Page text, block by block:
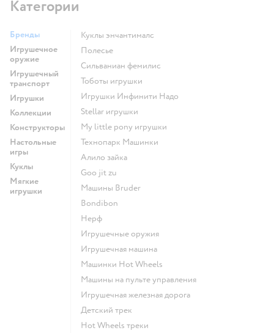
Категории
Бренды
Игрушечное
оружие
Игрушечный
транспорт
Игрушки
Коллекции
Конструкторы
Настольные
игры
Куклы
Мягкие
игрушки
Куклы энчантималс
Полесье
Сильваниан фемилис
Тоботы игрушки
Игрушки Инфинити Надо
Stellar игрушки
my little pony игрушки
Технопарк Машинки
Алило зайка
Goo jit zu
Машины Bruder
Bondibon
Нерф
Игрушечные оружия
Игрушечная машина
Машинки Hot Wheels
Машины на пульте управления
Игрушечная железная дорога
Детский трек
Hot Wheels треки